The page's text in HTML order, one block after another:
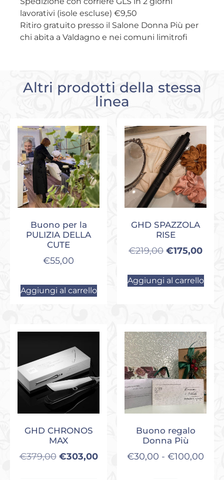
lavorativi (isole escluse) €9,50
Ritiro gratuito presso il Salone Donna Più per
chi abita a Valdagno e nei comuni limitrofi
Altri prodotti della stessa
linea
Buono per la
PULIZIA DELLA
CUTE
€55,00
Aggiungi al carrello
GHD SPAZZOLA
RISE
€219,00 €175,00
Aggiungi al carrello
GHD CHRONOS
MAX
€379,00 €303,00
Buono regalo
Donna Più
€30,00 - €100,00